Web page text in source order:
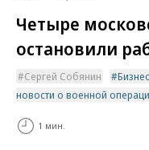
Четыре
остановили
Сергей Собянин Бизнес
новости о военной
1 мин.